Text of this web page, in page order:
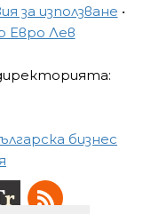
за използване •
Евро Лев
бизнес